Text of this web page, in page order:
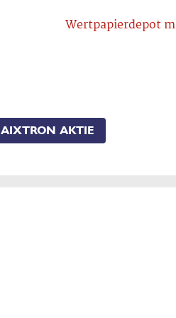
Wertpapierdepot
AIXTRON AKTIE